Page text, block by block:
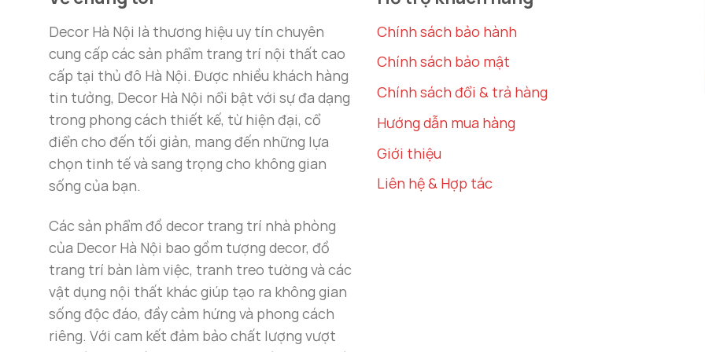
Với thiết kế và kích thước phù hợp, tranh canvas treo tường phòng khách
rất dễ
Bạn có thể kết hợp tranh với các món đồdecor treo tườngkhác như đồng hồ, gương, hoặc các
không gian phòng khách.
Ngoài ra, bạn cũng có thể phối hợp tranh canvas với các món đồ nội thất như ghế sofa, thảm trải
đồng bộ và đẹp mắt. Những bức tranh với
tranh lụa cao cấpvàkhung gỗ đặc
này sẽ làm cho
hơn.
Decor Hà Nội là thương hiệu uy tín chuyên
cung cấp các sản phẩm trang trí nội thất cao
cấp tại thủ đô Hà Nội. Được nhiều khách hàng
tin tưởng, Decor Hà Nội nổi bật với sự đa dạng
trong phong cách thiết kế, từ hiện đại, cổ
điển cho đến tối giản, mang đến những lựa
chọn tinh tế và sang trọng cho không gian
sống của bạn.
Các sản phẩm đồ decor trang trí nhà phòng
của Decor Hà Nội bao gồm tượng decor, đồ
trang trí bàn làm việc, tranh treo tường và các
vật dụng nội thất khác giúp tạo ra không gian
sống độc đáo, đầy cảm hứng và phong cách
riêng. Với cam kết đảm bảo chất lượng vượt
Chính sách bảo hành
Chính sách bảo mật
Chính sách đổi & trả hàng
Hướng dẫn mua hàng
Giới thiệu
Liên hệ & Hợp tác